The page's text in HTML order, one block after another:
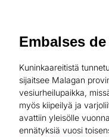
Embalses
Kuninkaareitistä
sijaitsee Malagan
vesiurheilupaikka,
myös kiipeilyä ja
avattiin yleisölle
ennätyksiä vuosi